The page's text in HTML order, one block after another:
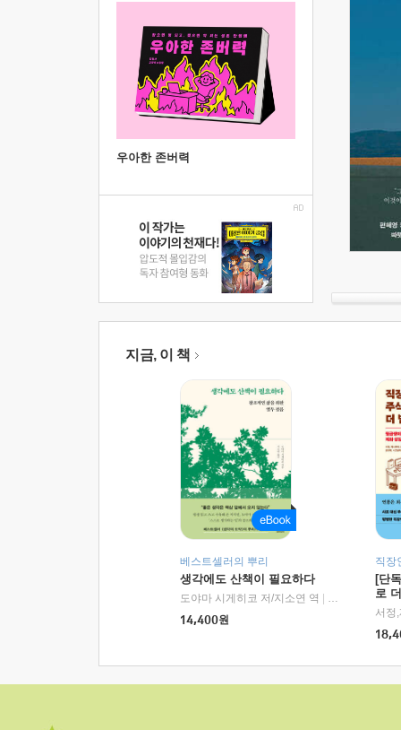
우아한 존버력
지금, 이 책
베스트셀러의 뿌리
생각에도 산책이 필요하다
도야마 시게히코 저/지소연 역
알에이치코리
14,400원
직장
[단
로